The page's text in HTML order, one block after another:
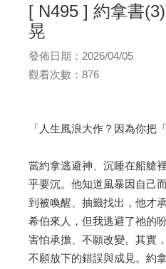
[ N495 ] 約拿書
晃
發佈日期：2026/04/05
觀看次數：876
「人生風浪大作？因為你把
當約拿逃避神、沉睡在船艙
乎要沉。他知道風暴因自己
到被喚醒、抽籤找出，他才
希伯來人，但我逃避了祂的
害怕承擔、不願改變。其實
不願放下的錯誤與成見。約